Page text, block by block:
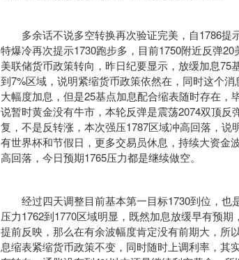
多余话不说多空转换再次验证完美，自1786提
特爆冷再次提示1730跑步多，目前1750附近反弹
美联储货币政策转向，昨日纪要显示，放缓加息
到7%区域，说明紧缩货币政策依然在，同时这个
大幅度加息，但是25基点加息配合缩表随时存在，
说暂时黄金没有牛市，本轮反弹是震荡2074双顶
复，不是反转涨，本次强压1787区域冲高回落，
有世界杯和节假日，更多交易员休息，持续大资金
高回落，今日预期1765压力都是继续做空。
经过四天调整目前基本第一目标1730到位，也
压力1762到1770区域明显，既然加息放缓早有预
提前反映，那么在有余波幅度肯定没有前期大，所
息缩表紧缩货币政策不变，同时随时上调利率，其